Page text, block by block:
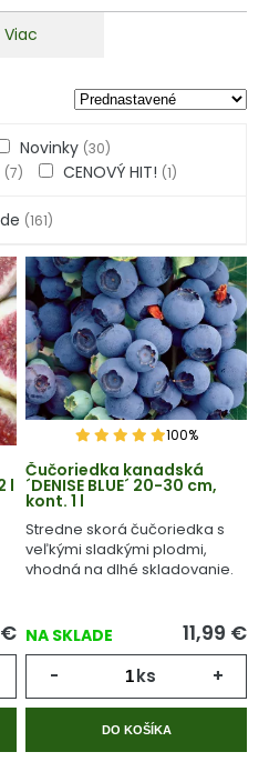
Viac
Novinky (30)
(7) CENOVÝ HIT! (1)
(161)
l
€
100%
Čučoriedka kanadská
´DENISE BLUE´ 20-30 cm,
kont. 1 l
Stredne skorá čučoriedka s
veľkými sladkými plodmi,
vhodná na dlhé skladovanie.
NA SKLADE 11,99 €
- ks +
DO KOŠÍKA